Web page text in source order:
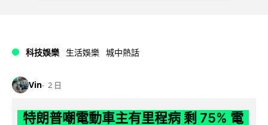
科技娛樂 生活娛樂 城中熱話
Vin 2 日
特朗普嘲電動車主有里程病 剩 75% 電